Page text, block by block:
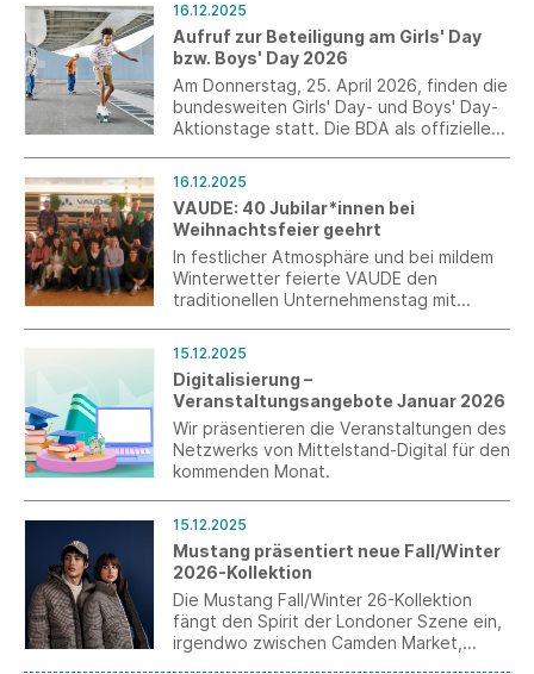
verlängert.
16.12.2025
Aufruf zur Beteiligung am Girls' Day
bzw. Boys' Day 2026
Am Donnerstag, 25. April 2026, finden die
bundesweiten Girls' Day- und Boys' Day-
Aktionstage statt. Die BDA als offizielle
16.12.2025
VAUDE: 40 Jubilar*innen bei
Weihnachtsfeier geehrt
In festlicher Atmosphäre und bei mildem
Winterwetter feierte VAUDE den
traditionellen Unternehmenstag mit
Jubilar*innen, die für insgesamt mehr als
845 Jahre Betriebszugehörigkeit geehrt
wurden. Nach einem anspruchsvollen Jahr
wurde das starke Miteinander gefeiert,
das VAUDE seit vielen Jahren prägt.
15.12.2025
Digitalisierung –
Veranstaltungsangebote Januar 2026
Wir präsentieren die Veranstaltungen des
Netzwerks von Mittelstand-Digital für den
kommenden Monat.
15.12.2025
Mustang präsentiert neue Fall/Winter
2026-Kollektion
Die Mustang Fall/Winter 26-Kollektion
fängt den Spirit der Londoner Szene ein,
irgendwo zwischen Camden Market,